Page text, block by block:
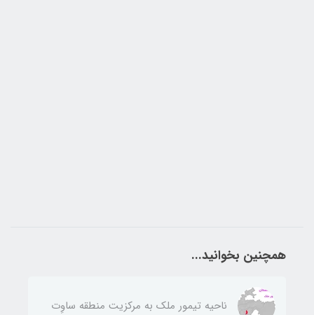
همچنین بخوانید...
ناحيه تيمور ملك به مركزيت منطقه ساوِت